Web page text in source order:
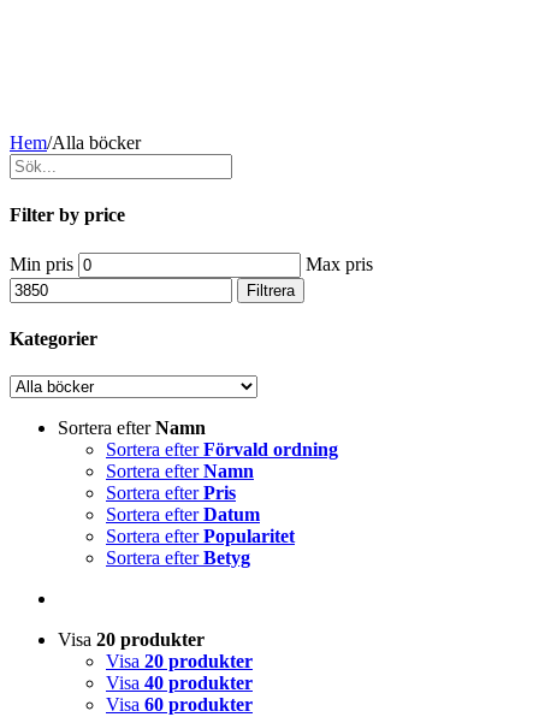
Hem/Alla böcker
Filter by price
Min pris Max pris
Filtrera
Kategorier
Sortera efterNamn
Sortera efterFörvald ordning
Sortera efterNamn
Sortera efterPris
Sortera efterDatum
Sortera efterPopularitet
Sortera efterBetyg
Visa 20 produkter
Visa 20 produkter
Visa 40 produkter
Visa 60 produkter